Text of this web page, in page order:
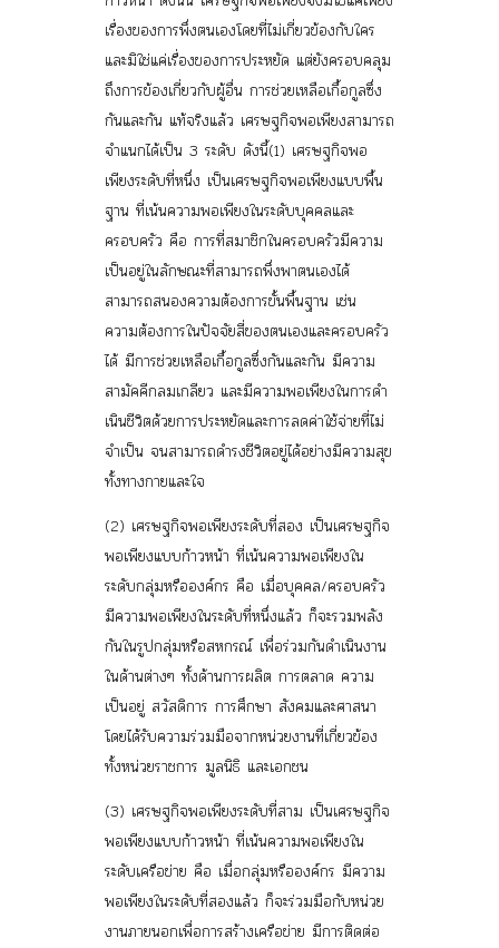
เรื่องของการพึ่งตนเองโดยที่ไม่เกี่ยวข้องกับใคร
และมิใช่แค่เรื่องของการประหยัด แต่ยังครอบคลุม
ถึงการข้องเกี่ยวกับผู้อื่น การช่วยเหลือเกื้อกูลซึ่ง
กันและกัน แท้จริงแล้ว เศรษฐกิจพอเพียงสามารถ
จำแนกได้เป็น 3 ระดับ ดังนี้(1) เศรษฐกิจพอ
เพียงระดับที่หนึ่ง เป็นเศรษฐกิจพอเพียงแบบพื้น
ฐาน ที่เน้นความพอเพียงในระดับบุคคลและ
ครอบครัว คือ การที่สมาชิกในครอบครัวมีความ
เป็นอยู่ในลักษณะที่สามารถพึ่งพาตนเองได้
สามารถสนองความต้องการขั้นพื้นฐาน เช่น
ความต้องการในปัจจัยสี่ของตนเองและครอบครัว
ได้ มีการช่วยเหลือเกื้อกูลซึ่งกันและกัน มีความ
สามัคคีกลมเกลียว และมีความพอเพียงในการดํา
เนินชีวิตด้วยการประหยัดและการลดค่าใช้จ่ายที่ไม่
จําเป็น จนสามารถดํารงชีวิตอยู่ได้อย่างมีความสุข
ทั้งทางกายและใจ
(2) เศรษฐกิจพอเพียงระดับที่สอง เป็นเศรษฐกิจ
พอเพียงแบบก้าวหน้า ที่เน้นความพอเพียงใน
ระดับกลุ่มหรือองค์กร คือ เมื่อบุคคล/ครอบครัว
มีความพอเพียงในระดับที่หนึ่งแล้ว ก็จะรวมพลัง
กันในรูปกลุ่มหรือสหกรณ์ เพื่อร่วมกันดำเนินงาน
ในด้านต่างๆ ทั้งด้านการผลิต การตลาด ความ
เป็นอยู่ สวัสดิการ การศึกษา สังคมและศาสนา
โดยได้รับความร่วมมือจากหน่วยงานที่เกี่ยวข้อง
ทั้งหน่วยราชการ มูลนิธิ และเอกชน
(3) เศรษฐกิจพอเพียงระดับที่สาม เป็นเศรษฐกิจ
พอเพียงแบบก้าวหน้า ที่เน้นความพอเพียงใน
ระดับเครือข่าย คือ เมื่อกลุ่มหรือองค์กร มีความ
พอเพียงในระดับที่สองแล้ว ก็จะร่วมมือกับหน่วย
งานภายนอกเพื่อการสร้างเครือข่าย มีการติดต่อ